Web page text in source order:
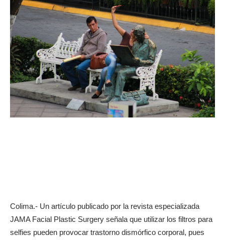
Colima.- Un artículo publicado por la revista especializada
JAMA Facial Plastic Surgery señala que utilizar los filtros para
selfies pueden provocar trastorno dismórfico corporal, pues